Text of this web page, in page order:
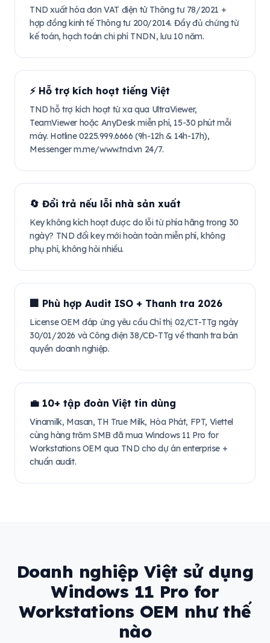
TND xuất hóa đơn VAT điện tử Thông tư 78/2021 +
hợp đồng kinh tế Thông tư 200/2014. Đầy đủ chứng từ
kế toán, hạch toán chi phí TNDN, lưu 10 năm.
⚡ Hỗ trợ kích hoạt tiếng Việt
TND hỗ trợ kích hoạt từ xa qua UltraViewer,
TeamViewer hoặc AnyDesk miễn phí, 15-30 phút mỗi
máy. Hotline 0225.999.6666 (9h-12h & 14h-17h),
Messenger m.me/www.tnd.vn 24/7.
🔄 Đổi trả nếu lỗi nhà sản xuất
Key không kích hoạt được do lỗi từ phía hãng trong 30
ngày? TND đổi key mới hoàn toàn miễn phí, không
phụ phí, không hỏi nhiều.
🏢 Phù hợp Audit ISO + Thanh tra 2026
License OEM đáp ứng yêu cầu Chỉ thị 02/CT-TTg ngày
30/01/2026 và Công điện 38/CĐ-TTg về thanh tra bản
quyền doanh nghiệp.
💼 10+ tập đoàn Việt tin dùng
Vinamilk, Masan, TH True Milk, Hòa Phát, FPT, Viettel
cùng hàng trăm SMB đã mua Windows 11 Pro for
Workstations OEM qua TND cho dự án enterprise +
chuẩn audit.
Doanh nghiệp Việt sử dụng
Windows 11 Pro for
Workstations OEM như thế
nào